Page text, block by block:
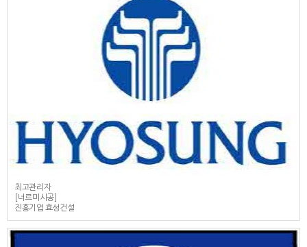
최고관리자
[너르미시공]
진흥기업 효성건설